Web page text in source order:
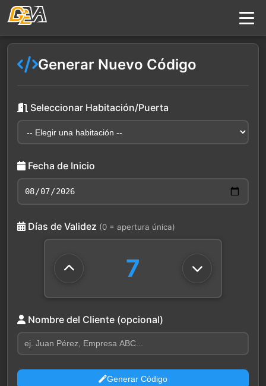
Generar Nuevo Código
Seleccionar Habitación/Puerta
Fecha de Inicio
Días de Validez (0 = apertura única)
7
Nombre del Cliente (opcional)
Generar Código